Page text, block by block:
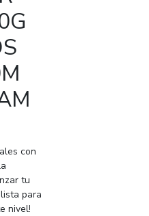
con
tu
para
nivel!